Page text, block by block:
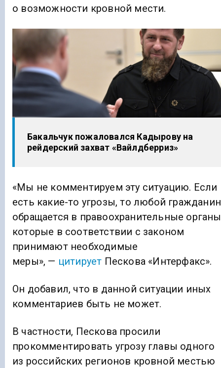
о возможности кровной мести.
Бакальчук пожаловался Кадырову на
рейдерский захват «Вайлдберриз»
«Мы не комментируем эту ситуацию. Если
есть какие-то угрозы, то любой гражданин
обращается в правоохранительные
которые в соответствии с законом
принимают необходимые
меры», — цитирует Пескова «Интерфакс».
Он добавил, что в данной ситуации иных
комментариев быть не может.
В частности, Пескова просили
прокомментировать угрозу главы одного
из российских регионов кровной местью